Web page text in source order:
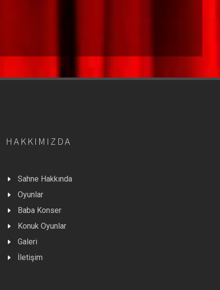
HAKKIMIZDA
Sahne Hakkında
Oyunlar
Baba Konser
Konuk Oyunlar
Galeri
İletişim